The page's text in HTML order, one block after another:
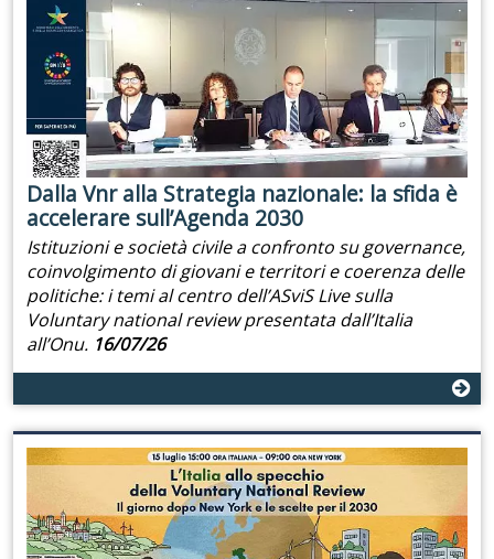
Dalla Vnr alla Strategia nazionale: la sfida è
accelerare sull’Agenda 2030
Istituzioni e società civile a confronto su governance,
coinvolgimento di giovani e territori e coerenza delle
politiche: i temi al centro dell’ASviS Live sulla
Voluntary national review presentata dall’Italia
all’Onu. 16/07/26